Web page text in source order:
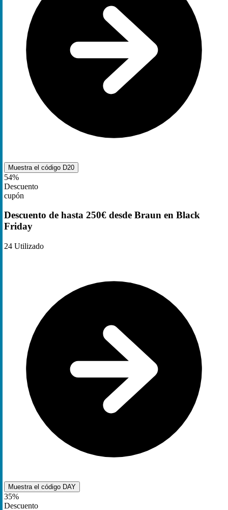
Muestra el código D20
54%
Descuento
cupón
Descuento de hasta 250€ desde Braun en Black
Friday
24 Utilizado
Muestra el código DAY
35%
Descuento